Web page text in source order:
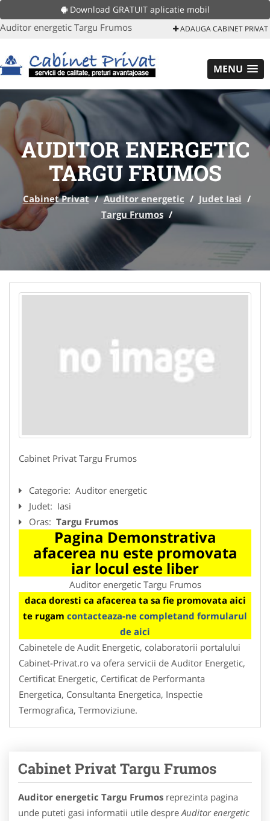
Download GRATUIT aplicatie mobil
Auditor energetic Targu Frumos ADAUGA CABINET PRIVAT
MENU
AUDITOR ENERGETIC
TARGU FRUMOS
Cabinet Privat / Auditor energetic / Judet Iasi /
Targu Frumos /
Cabinet Privat Targu Frumos
Categorie: Auditor energetic
Judet: Iasi
Oras: Targu Frumos
Pagina Demonstrativa
afacerea nu este promovata
iar locul este liber
Auditor energetic Targu Frumos
daca doresti ca afacerea ta sa fie promovata aici
te rugam contacteaza-ne completand formularul
de aici
Cabinetele de Audit Energetic, colaboratorii portalului
Cabinet-Privat.ro va ofera servicii de Auditor Energetic,
Certificat Energetic, Certificat de Performanta
Energetica, Consultanta Energetica, Inspectie
Termografica, Termoviziune.
Cabinet Privat Targu Frumos
Auditor energetic Targu Frumos reprezinta pagina
unde puteti gasi informatii utile despre Auditor energetic